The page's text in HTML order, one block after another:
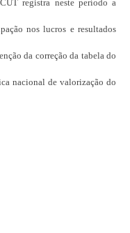
registra neste período a
nos lucros e resultados
da correção da tabela do
nacional de valorização do